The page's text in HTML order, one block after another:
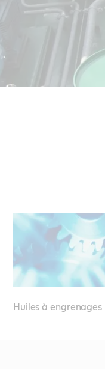
Huiles à engrenages